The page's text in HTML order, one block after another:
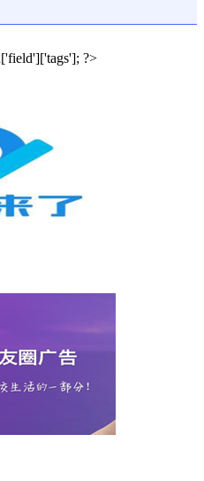
?>